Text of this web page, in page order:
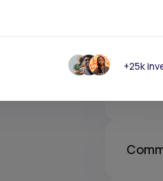
Puis-
+25k